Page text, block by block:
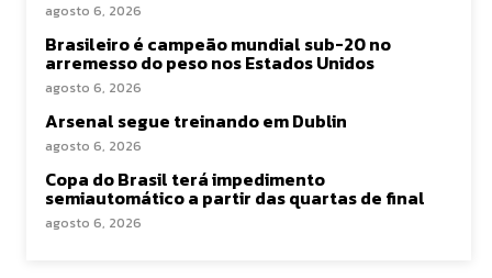
agosto 6, 2026
Brasileiro é campeão mundial sub-20 no
arremesso do peso nos Estados Unidos
agosto 6, 2026
Arsenal segue treinando em Dublin
agosto 6, 2026
Copa do Brasil terá impedimento
semiautomático a partir das quartas de final
agosto 6, 2026